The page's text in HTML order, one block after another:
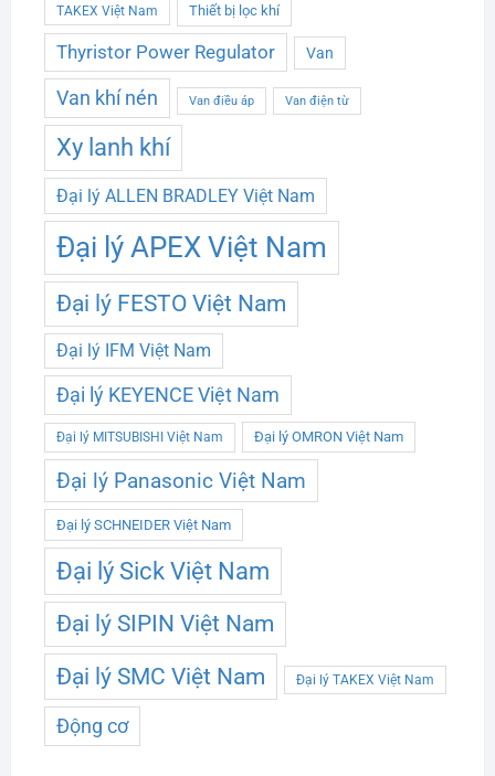
TAKEX Việt Nam Thiết bị lọc khí
Thyristor Power Regulator Van
Van khí nén Van điều áp Van điện từ
Xy lanh khí
Đại lý ALLEN BRADLEY Việt Nam
Đại lý APEX Việt Nam
Đại lý FESTO Việt Nam
Đại lý IFM Việt Nam
Đại lý KEYENCE Việt Nam
Đại lý MITSUBISHI Việt Nam Đại lý OMRON Việt Nam
Đại lý Panasonic Việt Nam
Đại lý SCHNEIDER Việt Nam
Đại lý Sick Việt Nam
Đại lý SIPIN Việt Nam
Đại lý SMC Việt Nam Đại lý TAKEX Việt Nam
Động cơ